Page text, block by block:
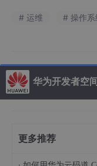
# 运维 # 操作系
华为开发者空
更多推荐